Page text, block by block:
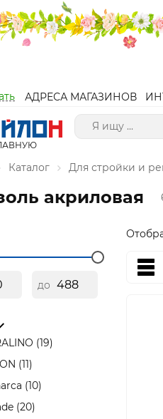
АДРЕСА МАГАЗИНОВ
Каталог Для стройки и
акриловая
до
(19)
(11)
(10)
(20)